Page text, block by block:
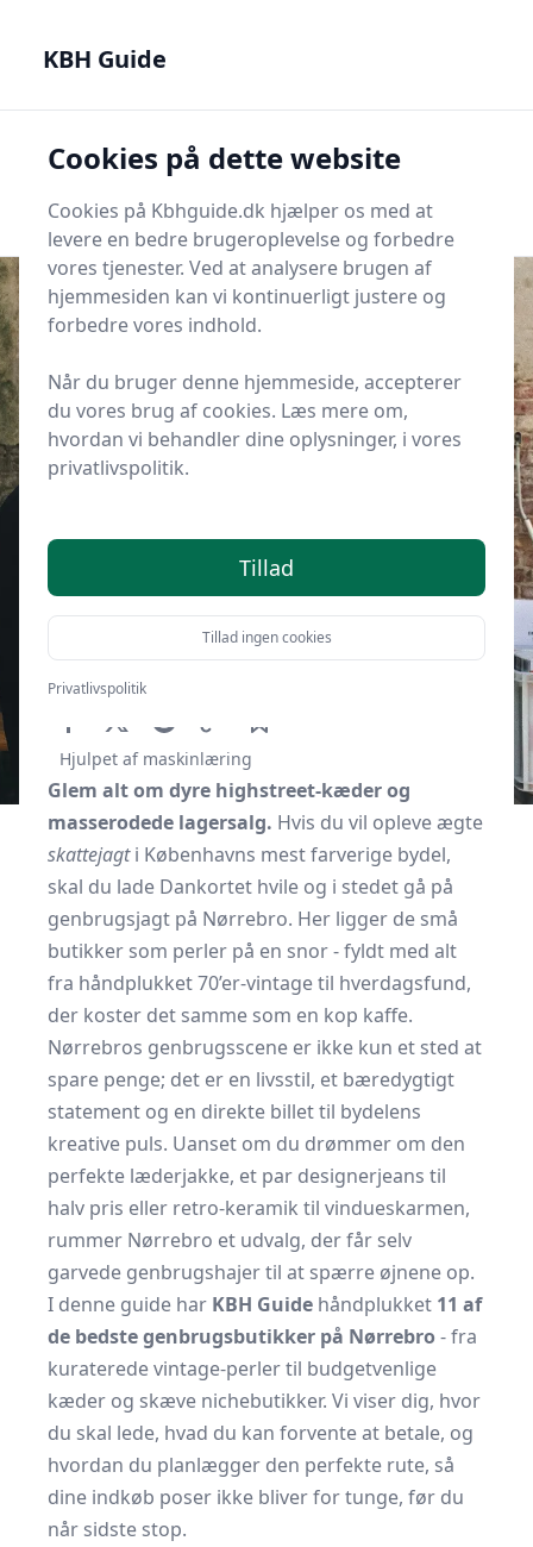
KBH Guide
Start søgning
11 gode genbrugsbutikker på
Nørrebro
Af Kbhguide.dk
Hjulpet af maskinlæring
Glem alt om dyre highstreet-kæder og
masser­odede lagersalg. Hvis du vil opleve ægte
skattejagti Københavns mest farverige bydel,
skal du lade Dankortet hvile og i stedet gå på
genbrugsjagt på Nørrebro. Her ligger de små
butikker som perler på en snor - fyldt med alt
fra håndplukket 70’er-vintage til hverdagsfund,
der koster det samme som en kop kaffe.
Nørrebros genbrugsscene er ikke kun et sted at
spare penge; det er en livsstil, et bæredygtigt
statement og en direkte billet til bydelens
kreative puls. Uanset om du drømmer om den
perfekte læderjakke, et par designerjeans til
halv pris eller retro-keramik til vindueskarmen,
rummer Nørrebro et udvalg, der får selv
garvede genbrugshajer til at spærre øjnene op.
I denne guide har KBH Guide håndplukket 11 af
de bedste genbrugsbutikker på Nørrebro- fra
kuraterede vintage-perler til budgetvenlige
kæder og skæve nichebutikker. Vi viser dig, hvor
du skal lede, hvad du kan forvente at betale, og
hvordan du planlægger den perfekte rute, så
dine indkøb poser ikke bliver for tunge, før du
når sidste stop.
KBH Guide
Cookies på dette website
Cookies på Kbhguide.dk hjælper os med at
levere en bedre brugeroplevelse og forbedre
vores tjenester. Ved at analysere brugen af
hjemmesiden kan vi kontinuerligt justere og
forbedre vores indhold.
Når du bruger denne hjemmeside, accepterer
du vores brug af cookies. Læs mere om,
hvordan vi behandler dine oplysninger, i vores
privatlivspolitik.
Tillad
Tillad ingen cookies
Privatlivspolitik